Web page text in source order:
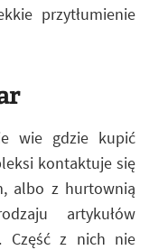
przytłumienie
wie gdzie kupić
kontaktuje się
albo z hurtownią
artykułów
Część z nich nie